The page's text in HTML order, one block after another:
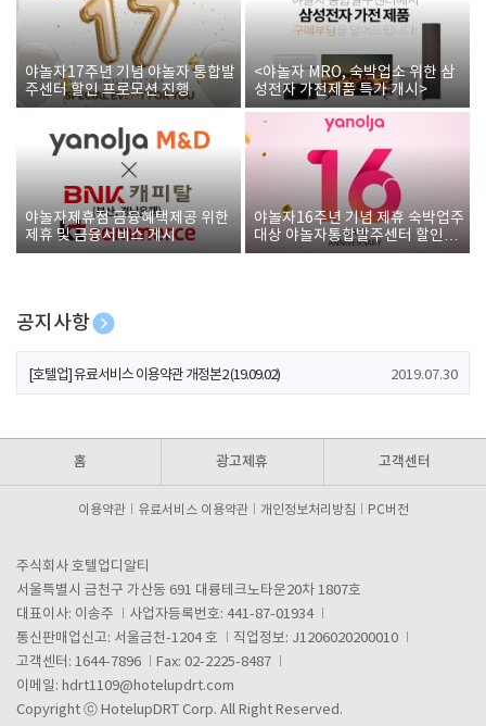
야놀자17주년 기념 야놀자 통합발
주센터 할인 프로모션 진행
<야놀자 MRO, 숙박업소 위한 삼
성전자 가전제품 특가 개시>
야놀자제휴점 금융혜택제공 위한
제휴 및 금융서비스 게시
야놀자16주년 기념 제휴 숙박업주
대상 야놀자통합발주센터 할인쿠
폰 증정
공지사항
[호텔업] 개인정보 처리방침 개정본1 (19.09.02)
[호텔업] 유료서비스 이용약관 개정본2 (19.09.02) 2019.07.30
홈 광고제휴 고객센터
이용약관 유료서비스 이용약관 개인정보처리방침 PC버전
주식회사 호텔업디알티
서울특별시 금천구 가산동 691 대륭테크노타운20차 1807호
대표이사: 이송주
사업자등록번호: 441-87-01934
통신판매업신고: 서울금천-1204 호
직업정보: J1206020200010
고객센터: 1644-7896
Fax: 02-2225-8487
이메일: hdrt1109@hotelupdrt.com
Copyright ⓒ HotelupDRT Corp. All Right Reserved.